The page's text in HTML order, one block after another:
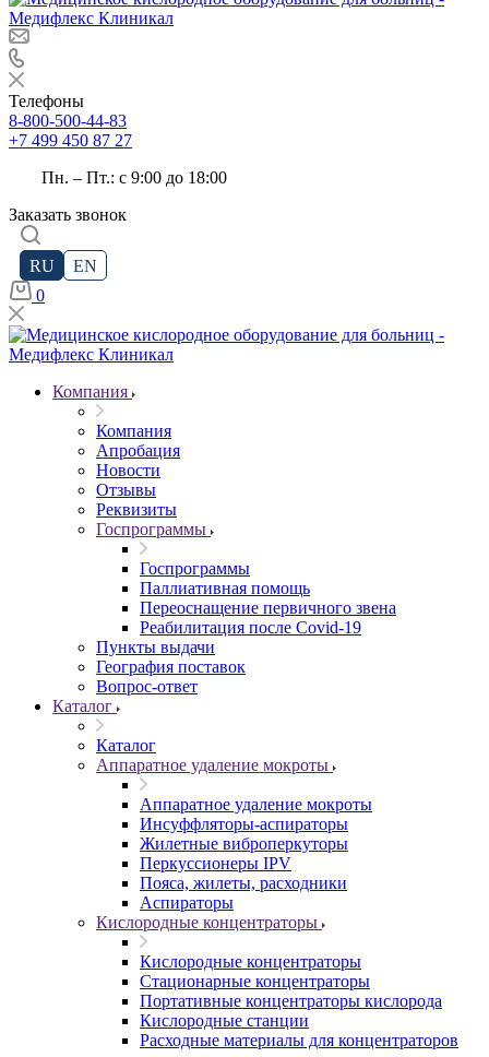
Телефоны
8-800-500-44-83
+7 499 450 87 27
Пн. – Пт.: с 9:00 до 18:00
Заказать звонок
RU
EN
0
Компания
Компания
Апробация
Новости
Отзывы
Реквизиты
Госпрограммы
Госпрограммы
Паллиативная помощь
Переоснащение первичного звена
Реабилитация после Covid-19
Пункты выдачи
География поставок
Вопрос-ответ
Каталог
Каталог
Аппаратное удаление мокроты
Аппаратное удаление мокроты
Инсуффляторы-аспираторы
Жилетные виброперкуторы
Перкуссионеры IPV
Пояса, жилеты, расходники
Аспираторы
Кислородные концентраторы
Кислородные концентраторы
Стационарные концентраторы
Портативные концентраторы кислорода
Кислородные станции
Расходные материалы для концентраторов